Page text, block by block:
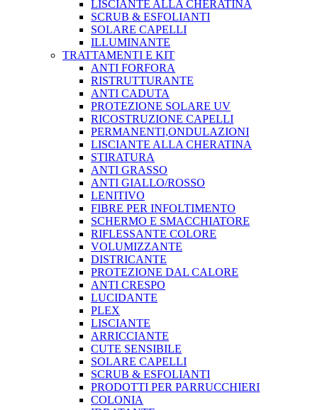
LISCIANTE ALLA CHERATINA
SCRUB & ESFOLIANTI
SOLARE CAPELLI
ILLUMINANTE
TRATTAMENTI E KIT
ANTI FORFORA
RISTRUTTURANTE
ANTI CADUTA
PROTEZIONE SOLARE UV
RICOSTRUZIONE CAPELLI
PERMANENTI,ONDULAZIONI
LISCIANTE ALLA CHERATINA
STIRATURA
ANTI GRASSO
ANTI GIALLO/ROSSO
LENITIVO
FIBRE PER INFOLTIMENTO
SCHERMO E SMACCHIATORE
RIFLESSANTE COLORE
VOLUMIZZANTE
DISTRICANTE
PROTEZIONE DAL CALORE
ANTI CRESPO
LUCIDANTE
PLEX
LISCIANTE
ARRICCIANTE
CUTE SENSIBILE
SOLARE CAPELLI
SCRUB & ESFOLIANTI
PRODOTTI PER PARRUCCHIERI
COLONIA